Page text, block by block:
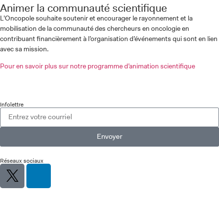
Animer la communauté scientifique
L’Oncopole souhaite soutenir et encourager le rayonnement et la
mobilisation de la communauté des chercheurs en oncologie en
contribuant financièrement à l’organisation d’événements qui sont en lien
avec sa mission.
Pour en savoir plus sur notre programme d’animation scientifique
Infolettre
Envoyer
Réseaux sociaux